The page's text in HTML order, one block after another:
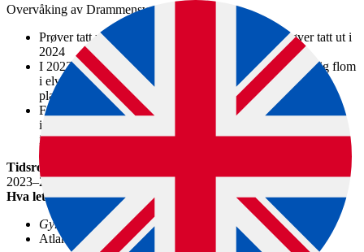
Overvåking av Drammensvassdraget
Prøver tatt ut i 2023 er rapportert sammen med prøver tatt ut i
2024
I 2023 ble det ikke utført elektrofiske på grunn av kraftig flom
i elva, men miljø-DNA overvåking ble gjennomført som
planlagt
For 2023 og 2024 ble henholdsvis Tyrifjorden og Krøderen
inkludert i overvåkingen av G. salaris da disse er store
innsjøer som renner inn i Drammenselva
Tidsrom
2023–2024
Hva lette vi etter?
Gyrodactylus salaris
Atlantisk laks oppstrøms Hellefossen